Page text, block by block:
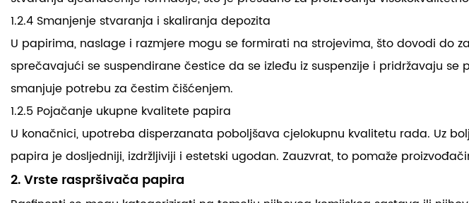
1.2.4 Smanjenje stvaranja i skaliranja depozita
U papirima, naslage i razmjere mogu se formirati na strojevima, što dovodi do
sprečavajući se suspendirane čestice da se izleđu iz suspenzije i pridržavaju
smanjuje potrebu za čestim čišćenjem.
1.2.5 Pojačanje ukupne kvalitete papira
U konačnici, upotreba disperzanata poboljšava cjelokupnu kvalitetu rada. Uz
papira je dosljedniji, izdržljiviji i estetski ugodan. Zauzvrat, to pomaže
2. Vrste raspršivača papira